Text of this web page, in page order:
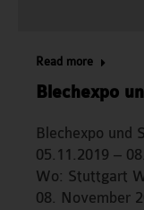
Blechexpo
Blechexpo und
05.11.2019 –
Wo: Stuttgart
08. November
Read more